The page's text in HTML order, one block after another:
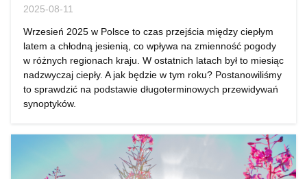
2025-08-11
Wrzesień 2025 w Polsce to czas przejścia między ciepłym
latem a chłodną jesienią, co wpływa na zmienność pogody
w różnych regionach kraju. W ostatnich latach był to miesiąc
nadzwyczaj ciepły. A jak będzie w tym roku? Postanowiliśmy
to sprawdzić na podstawie długoterminowych przewidywań
synoptyków.